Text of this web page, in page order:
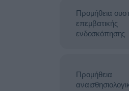
Προμήθεια
επεμβατικής
ενδοσκόπησης
Προμήθεια